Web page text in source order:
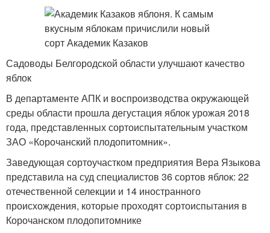
Садоводы Белгородской области улучшают качество
яблок
В департаменте АПК и воспроизводства окружающей
среды области прошла дегустация яблок урожая 2018
года, представленных сортоиспытательным участком
ЗАО «Корочанский плодопитомник».
Заведующая сортоучастком предприятия Вера Языкова
представила на суд специалистов 36 сортов яблок: 22
отечественной селекции и 14 иностранного
происхождения, которые проходят сортоиспытания в
Корочанском плодопитомнике